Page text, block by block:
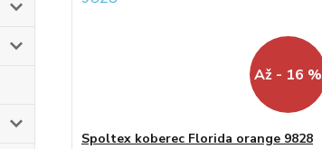
Až - 16 %
Spoltex koberec Florida orange 9828